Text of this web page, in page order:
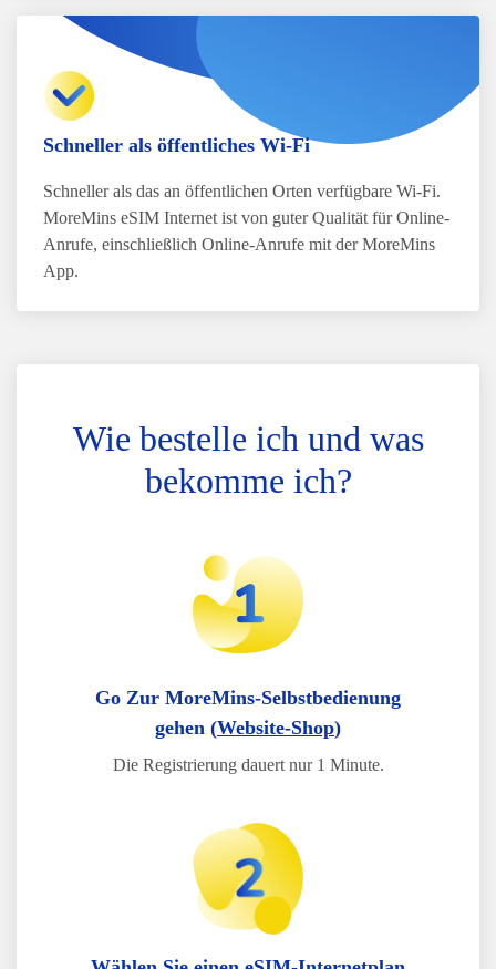
Schneller als öffentliches Wi-Fi
Schneller als das an öffentlichen Orten verfügbare Wi-Fi.
MoreMins eSIM Internet ist von guter Qualität für Online-
Anrufe, einschließlich Online-Anrufe mit der MoreMins
App.
Wie bestelle ich und was
bekomme ich?
Go Zur MoreMins-Selbstbedienung
gehen (Website-Shop)
Die Registrierung dauert nur 1 Minute.